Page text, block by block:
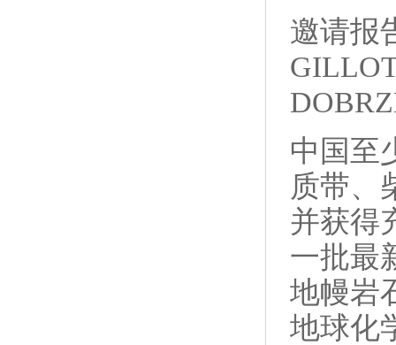
邀请报
中国至
质带、
并获得
一批最
地幔岩
地球化